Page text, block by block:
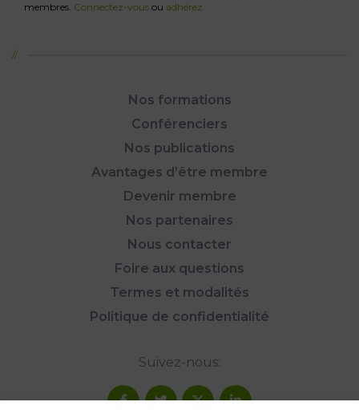
membres. Connectez-vous ou adhérez
Nos formations
Conférenciers
Nos publications
Avantages d’être membre
Devenir membre
Nos partenaires
Nous contacter
Foire aux questions
Termes et modalités
Politique de confidentialité
Suivez-nous: